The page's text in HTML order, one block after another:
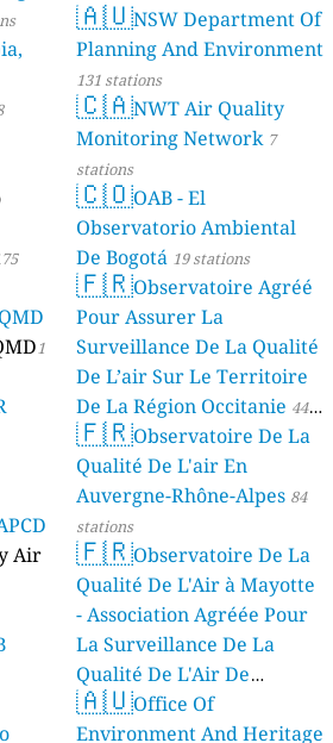
75
1
Air
🇦🇺NSW Department Of
Planning And Environment
131 stations
🇨🇦NWT Air Quality
Monitoring Network 7
stations
🇨🇴OAB - El
Observatorio Ambiental
De Bogotá 19 stations
🇫🇷Observatoire Agréé
Pour Assurer La
Surveillance De La Qualité
De L’air Sur Le Territoire
De La Région Occitanie 44
stations
🇫🇷Observatoire De La
Qualité De L'air En
Auvergne-Rhône-Alpes 84
stations
🇫🇷Observatoire De La
Qualité De L'Air à Mayotte
- Association Agréée Pour
La Surveillance De La
Qualité De L'Air De
Mayotte 4 stations
🇦🇺Office Of
Environment And Heritage